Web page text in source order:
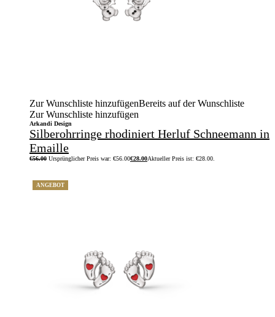
Zur Wunschliste hinzufügenBereits auf der Wunschliste
Zur Wunschliste hinzufügen
Arkandi Design
Silberohrringe rhodiniert Herluf Schneemann in
Emaille
€56.00 Ursprünglicher Preis war: €56.00€28.00Aktueller Preis ist: €28.00.
ANGEBOT